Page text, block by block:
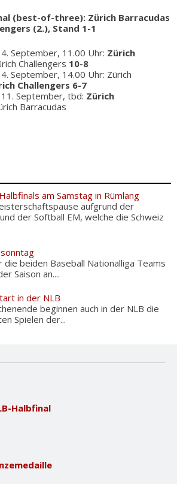
(best-of-three): Zürich Barracudas
(2.), Stand 1-1
September, 11.00 Uhr: Zürich
Challengers 10-8
September, 14.00 Uhr: Zürich
Challengers 6-7
September, tbd: Zürich
Barracudas
am Samstag in Rümlang
aufgrund der
der Softball EM, welche die Schweiz
beiden Baseball Nationalliga Teams
Saison an....
in der NLB
beginnen auch in der NLB die
Spielen der...
Halbfinal